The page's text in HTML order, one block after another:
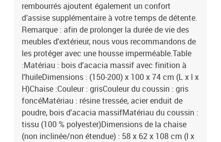
rembourrés ajoutent également un confort
d’assise supplémentaire à votre temps de détente.
Remarque : afin de prolonger la durée de vie des
meubles d'extérieur, nous vous recommandons de
les protéger avec une housse imperméable.Table
:Matériau : bois d'acacia massif avec finition à
l'huileDimensions : (150-200) x 100 x 74 cm (L x l x
H)Chaise :Couleur : grisCouleur du coussin : gris
foncéMatériau : résine tressée, acier enduit de
poudre, bois d'acacia massifMatériau du coussin :
tissu (100 % polyester)Dimensions de la chaise
(non inclinée/non étendue) : 58 x 62 x 108 cm (l x